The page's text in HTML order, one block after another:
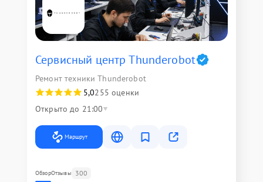
Сервисный центр Thunderobot
Ремонт техники Thunderobot
5,0255 оценки
Открыто до 21:00
Маршрут
ОбзорОтзывы 300